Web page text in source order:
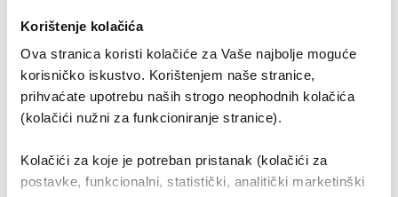
Korištenje kolačića
Ova stranica koristi kolačiće za Vaše najbolje moguće
korisničko iskustvo. Korištenjem naše stranice,
prihvaćate upotrebu naših strogo neophodnih kolačića
(kolačići nužni za funkcioniranje stranice).
Kolačići za koje je potreban pristanak (kolačići za
postavke, funkcionalni, statistički, analitički marketinški